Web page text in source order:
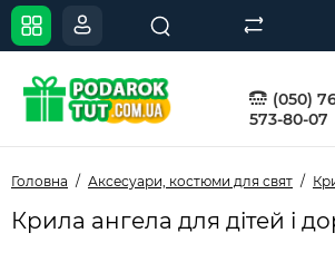
(050)
573-80-07
Головна Аксесуари, костюми для свят
Крила ангела для дітей і